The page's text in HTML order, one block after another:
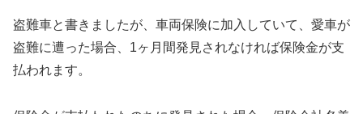
盗難車と書きましたが、車両保険に加入していて、愛車が
盗難に遭った場合、1ヶ月間発見されなければ保険金が支
払われます。